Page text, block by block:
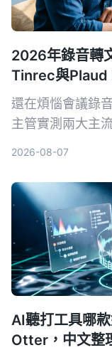
2026年錄音轉
Tinrec與Plaud
還在煩惱會議錄
主管實測兩大主
合職場需求的 AI
2026-08-07
AI聽打工具哪
Otter，中文整